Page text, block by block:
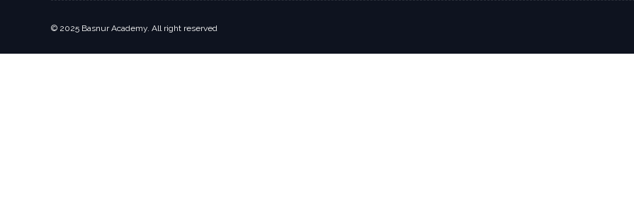
© 2025 Basnur Academy. All right reserved